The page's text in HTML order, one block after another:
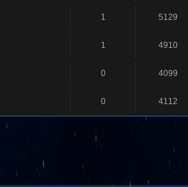
1 5129
1 4910
0 4099
0 4112